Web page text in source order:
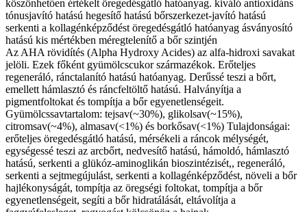
köszönhetően értékelt öregedésgátló hatóanyag. kiváló antioxidáns
tónusjavító hatású hegesítő hatású bőrszerkezet-javító hatású
serkenti a kollagénképződést öregedésgátló hatóanyag ásványosító
hatású kis mértékben méregtelenítő a bőr szintjén
Az AHA rövidítés (Alpha Hydroxy Acides) az alfa-hidroxi savakat
jelöli. Ezek főként gyümölcscukor származékok. Erőteljes
regeneráló, ránctalanító hatású hatóanyag. Derűssé teszi a bőrt,
emellett hámlasztó és ráncfeltöltő hatású. Halványítja a
pigmentfoltokat és tompítja a bőr egyenetlenségeit.
Gyümölcssavtartalom: tejsav(~30%), glikolsav(~15%),
citromsav(~4%), almasav(<1%) és borkősav(<1%) Tulajdonságai:
erőteljes öregedésgátló hatású, mérsékeli a ráncok mélységét,
egységessé teszi az arcbőrt, nedvesítő hatású, hámoldó, hámlasztó
hatású, serkenti a glükóz-aminoglikán bioszintézisét,, regeneráló,
serkenti a sejtmegújulást, serkenti a kollagénképződést, növeli a bőr
hajlékonyságát, tompítja az öregségi foltokat, tompítja a bőr
egyenetlenségeit, segíti a bőr hidratálását, eltávolítja a